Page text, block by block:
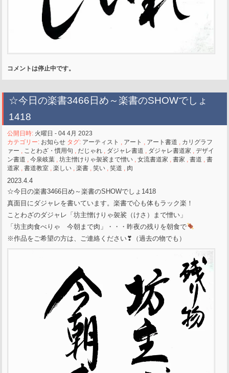
コメントは停止中です。
☆今日の楽書3466日め～楽書のSHOWでしょ
1418
公開日時: 火曜日 - 04 4月 2023
カテゴリー: お知らせ タグ: アーティスト , アート , アート書道 , カリグラフ
ァー , ことわざ・慣用句 , だじゃれ , ダジャレ書道 , ダジャレ書道家 ,デザイ
ン書道 ,今泉岐葉 ,坊主憎けりゃ袈裟まで憎い ,女流書道家 ,書家 ,書道 ,書
道家 ,書道教室 ,楽しい ,楽書 ,笑い ,笑道 , 肉
2023.4.4
☆今日の楽書3466日め～楽書のSHOWでしょ1418
真面目にダジャレを書いています。楽書で心も体もラック楽！
ことわざのダジャレ「坊主憎けりゃ袈裟（けさ）まで憎い」
「坊主肉食べりゃ 今朝まで肉」・・・昨夜の残りを朝食で
※作品をご希望の方は、ご連絡ください❣（過去の物でも）